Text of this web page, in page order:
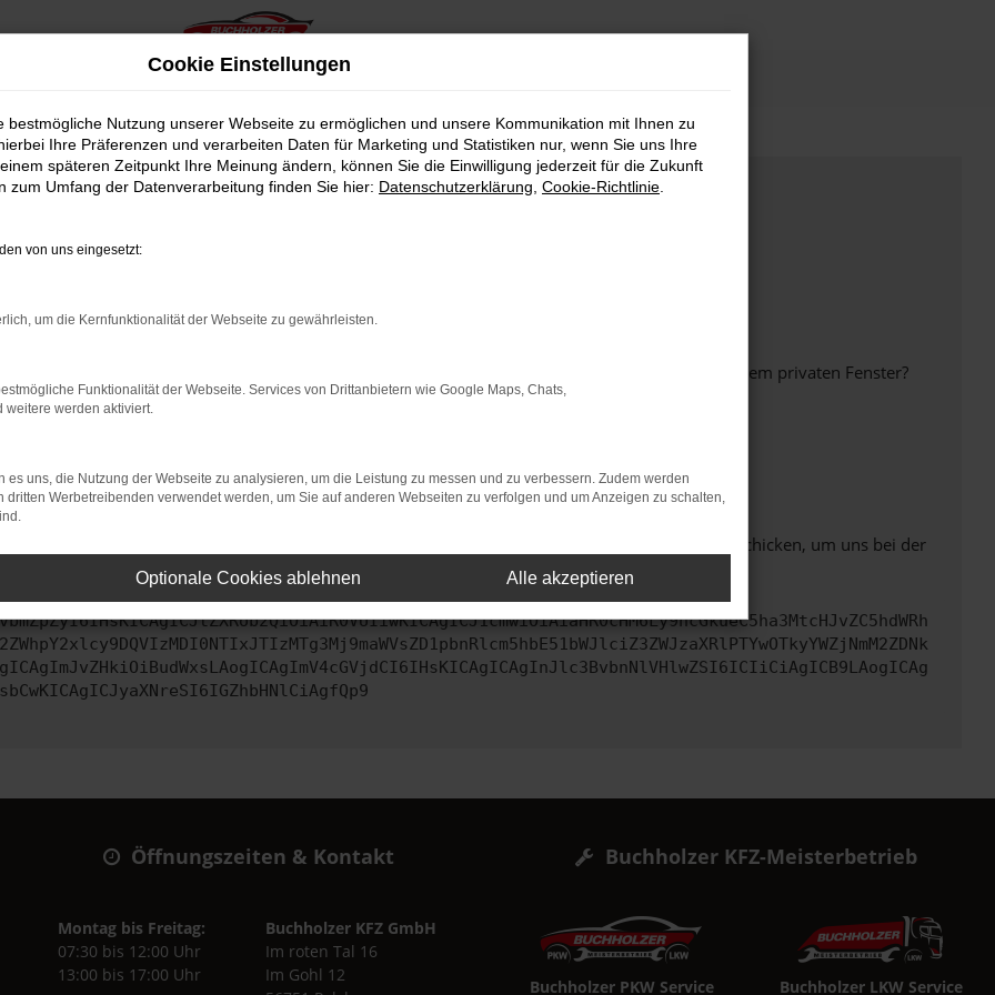
bestimmter Seiten verhindern. Funktioniert die Seite in einem anderen Browser oder in einem privaten Fenster?
beheben.
auf dem neuesten Stand sind.
kann auch dazu führen, dass bestimmte Funktionen nicht mehr unterstützt werden.
uns bitte. Wir werden versuchen, das Problem zu beheben. Du kannst uns diesen Text schicken, um uns bei der
Öffnungszeiten & Kontakt
Montag bis Freitag:
07:30 bis 12:00 Uhr
13:00 bis 17:00 Uhr
Buchholzer KFZ GmbH
Im roten Tal 16
Im Gohl 12
Buchholzer KFZ-Meisterbetrieb
Buchholzer PKW Service Buchholzer LKW Service
Cookie Einstellungen
bestmögliche Nutzung unserer Webseite zu ermöglichen und unsere Kommunikation mit Ihnen zu
Ihre Präferenzen und verarbeiten Daten für Marketing und Statistiken nur, wenn Sie uns Ihre
späteren Zeitpunkt Ihre Meinung ändern, können Sie die Einwilligung jederzeit für die Zukunft
zum Umfang der Datenverarbeitung finden Sie hier: Datenschutzerklärung Cookie-Richtlinie
von uns eingesetzt:
um die Kernfunktionalität der Webseite zu gewährleisten.
Funktionalität der Webseite. Services von Drittanbietern wie Google Maps, Chats,
weitere werden aktiviert.
es uns, die Nutzung der Webseite zu analysieren, um die Leistung zu messen und zu verbessern. Zudem werden
dritten Werbetreibenden verwendet werden, um Sie auf anderen Webseiten zu verfolgen und um Anzeigen zu schalten,
Optionale Cookies ablehnen Alle akzeptieren